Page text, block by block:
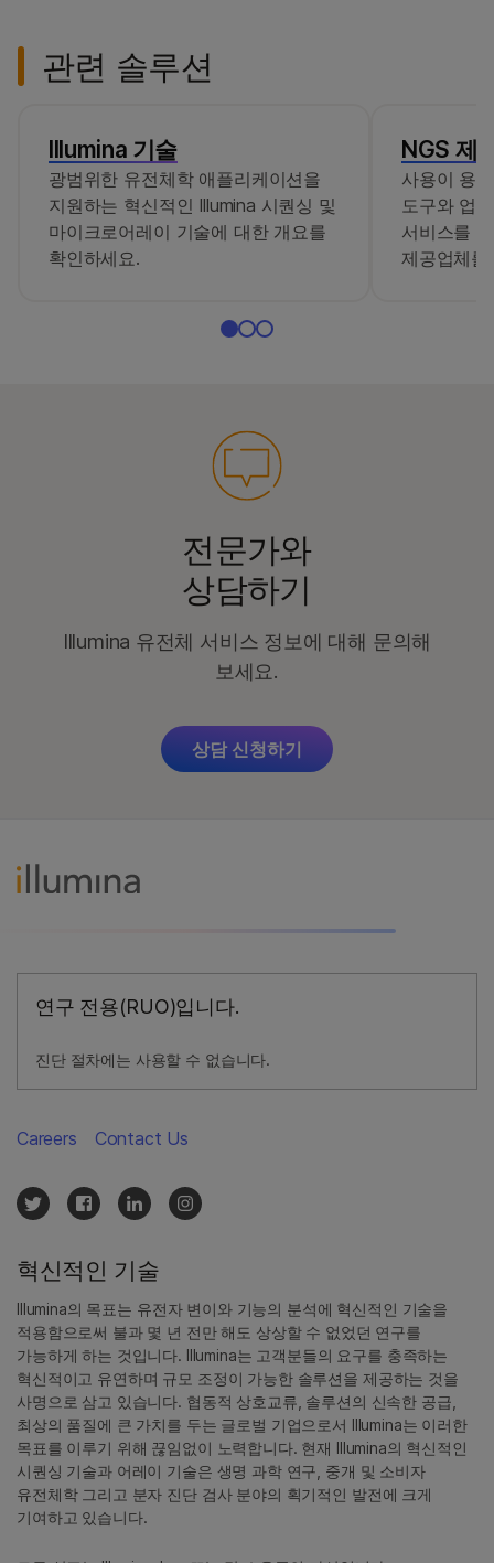
관련 솔루션
Illumina 기술
광범위한 유전체학 애플리케이션을
지원하는 혁신적인 Illumina 시퀀싱 및
마이크로어레이 기술에 대한 개요를
확인하세요.
NGS 제
사용이 용
도구와 업
서비스를
제공업체
전문가와
상담하기
Illumina 유전체 서비스 정보에 대해 문의해
보세요.
상담 신청하기
연구 전용(RUO)입니다.
진단 절차에는 사용할 수 없습니다.
혁신적인 기술
Illumina의 목표는 유전자 변이와 기능의 분석에 혁신적인 기술을
적용함으로써 불과 몇 년 전만 해도 상상할 수 없었던 연구를
가능하게 하는 것입니다. Illumina는 고객분들의 요구를 충족하는
혁신적이고 유연하며 규모 조정이 가능한 솔루션을 제공하는 것을
사명으로 삼고 있습니다. 협동적 상호교류, 솔루션의 신속한 공급,
최상의 품질에 큰 가치를 두는 글로벌 기업으로서 Illumina는 이러한
목표를 이루기 위해 끊임없이 노력합니다. 현재 Illumina의 혁신적인
시퀀싱 기술과 어레이 기술은 생명 과학 연구, 중개 및 소비자
유전체학 그리고 분자 진단 검사 분야의 획기적인 발전에 크게
기여하고 있습니다.
Careers Contact Us